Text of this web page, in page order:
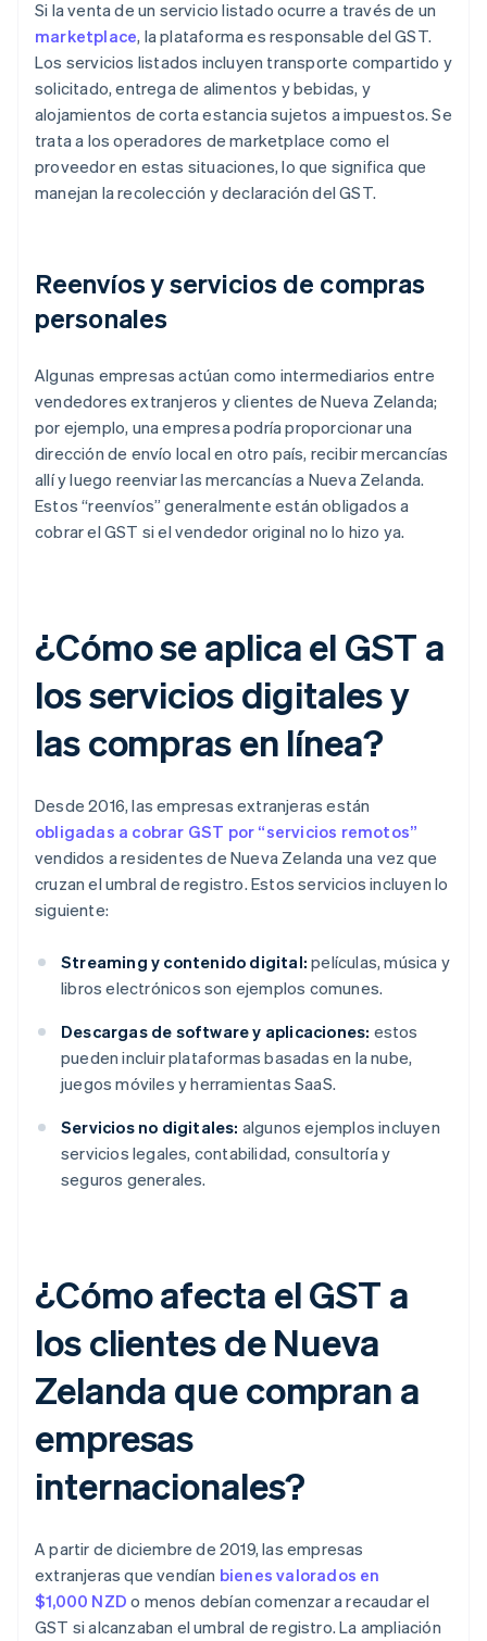
Si la venta de un servicio listado ocurre a través de un
marketplace, la plataforma es responsable del GST.
Los servicios listados incluyen transporte compartido y
solicitado, entrega de alimentos y bebidas, y
alojamientos de corta estancia sujetos a impuestos. Se
trata a los operadores de marketplace como el
proveedor en estas situaciones, lo que significa que
manejan la recolección y declaración del GST.
Reenvíos y servicios de compras
personales
Algunas empresas actúan como intermediarios entre
vendedores extranjeros y clientes de Nueva Zelanda;
por ejemplo, una empresa podría proporcionar una
dirección de envío local en otro país, recibir mercancías
allí y luego reenviar las mercancías a Nueva Zelanda.
Estos “reenvíos” generalmente están obligados a
cobrar el GST si el vendedor original no lo hizo ya.
¿Cómo se aplica el GST a
los servicios digitales y
las compras en línea?
Desde 2016, las empresas extranjeras están
obligadas a cobrar GST por “servicios remotos”
vendidos a residentes de Nueva Zelanda una vez que
cruzan el umbral de registro. Estos servicios incluyen lo
siguiente:
Streaming y contenido digital: películas, música y
libros electrónicos son ejemplos comunes.
Descargas de software y aplicaciones: estos
pueden incluir plataformas basadas en la nube,
juegos móviles y herramientas SaaS.
Servicios no digitales: algunos ejemplos incluyen
servicios legales, contabilidad, consultoría y
seguros generales.
¿Cómo afecta el GST a
los clientes de Nueva
Zelanda que compran a
empresas
internacionales?
A partir de diciembre de 2019, las empresas
extranjeras que vendían bienes valorados en
$1,000 NZD o menos debían comenzar a recaudar el
GST si alcanzaban el umbral de registro. La ampliación